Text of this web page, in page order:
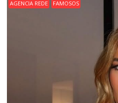
AGENCIA REDE FAMOSOS